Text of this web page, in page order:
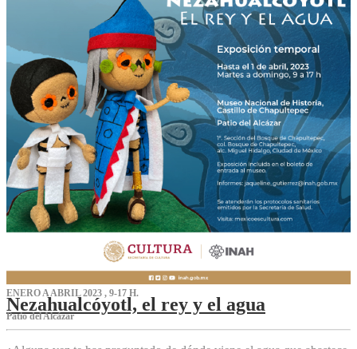
ENERO A ABRIL 2023 , 9-17 H.
Nezahualcóyotl, el rey y el agua
Patio del Alcázar